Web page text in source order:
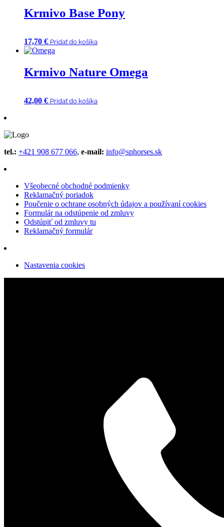
Krmivo Base Pony
17,70 € Pridať do košíka
Krmivo Nature Omega
42,00 € Pridať do košíka
tel.: +421 908 677 066, e-mail: info@sphorses.sk
Všeobecné obchodné podmienky
Reklamačný poriadok
Poučenie o ochrane osobných údajov a používaní cookies
Formulár na odstúpenie od zmluvy
Odstúpiť od zmluvy tu
Reklamačný formulár
Nastavenia cookies